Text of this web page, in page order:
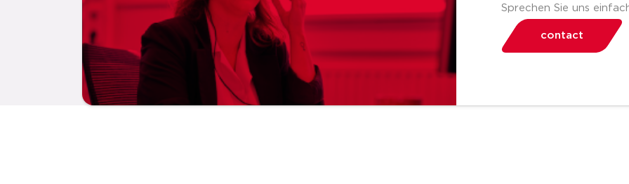
Sprechen Sie uns
contact